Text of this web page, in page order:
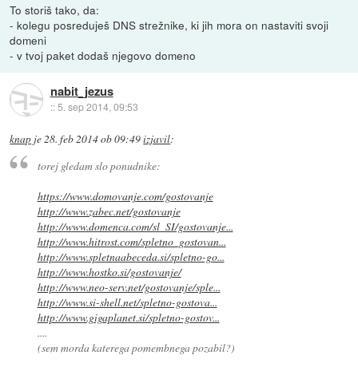
To storiš tako, da:
- kolegu posreduješ DNS strežnike, ki jih mora on nastaviti svoji
domeni
- v tvoj paket dodaš njegovo domeno
nabit_jezus
::5. sep 2014, 09:53
knap je28. feb 2014 ob 09:49izjavil:
torej gledam slo ponudnike:
https://www.domovanje.com/gostovanje
http://www.zabec.net/gostovanje
http://www.domenca.com/sl_SI/gostovanje...
http://www.hitrost.com/spletno_gostovan...
http://www.spletnaabeceda.si/spletno-go...
http://www.hostko.si/gostovanje/
http://www.neo-serv.net/gostovanje/sple...
http://www.si-shell.net/spletno-gostova...
http://www.gigaplanet.si/spletno-gostov...
....
(sem morda katerega pomembnega pozabil?)